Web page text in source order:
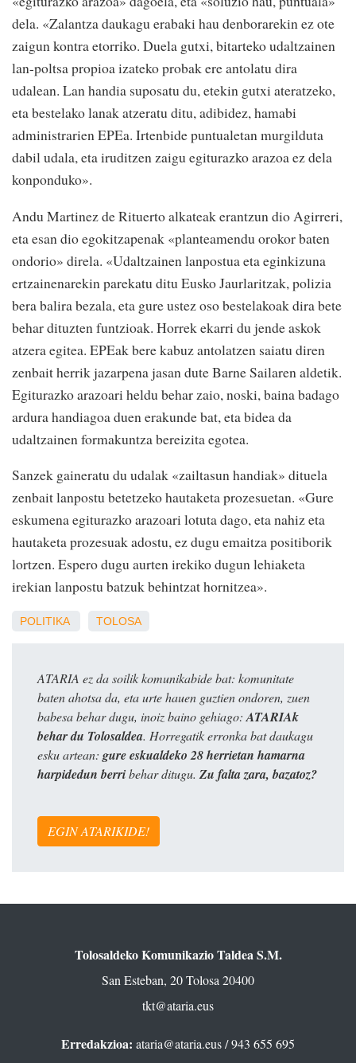
dela. «Zalantza daukagu erabaki hau denborarekin ez ote
zaigun kontra etorriko. Duela gutxi, bitarteko udaltzainen
lan-poltsa propioa izateko probak ere antolatu dira
udalean. Lan handia suposatu du, etekin gutxi ateratzeko,
eta bestelako lanak atzeratu ditu, adibidez, hamabi
administrarien EPEa. Irtenbide puntualetan murgilduta
dabil udala, eta iruditzen zaigu egiturazko arazoa ez dela
konponduko».
Andu Martinez de Rituerto alkateak erantzun dio Agirreri,
eta esan dio egokitzapenak «planteamendu orokor baten
ondorio» direla. «Udaltzainen lanpostua eta eginkizuna
ertzainenarekin parekatu ditu Eusko Jaurlaritzak, polizia
bera balira bezala, eta gure ustez oso bestelakoak dira bete
behar dituzten funtzioak. Horrek ekarri du jende askok
atzera egitea. EPEak bere kabuz antolatzen saiatu diren
zenbait herrik jazarpena jasan dute Barne Sailaren aldetik.
Egiturazko arazoari heldu behar zaio, noski, baina badago
ardura handiagoa duen erakunde bat, eta bidea da
udaltzainen formakuntza bereizita egotea.
Sanzek gaineratu du udalak «zailtasun handiak» dituela
zenbait lanpostu betetzeko hautaketa prozesuetan. «Gure
eskumena egiturazko arazoari lotuta dago, eta nahiz eta
hautaketa prozesuak adostu, ez dugu emaitza positiborik
lortzen. Espero dugu aurten irekiko dugun lehiaketa
irekian lanpostu batzuk behintzat hornitzea».
POLITIKA TOLOSA
ATARIA ez da soilik komunikabide bat: komunitate
baten ahotsa da, eta urte hauen guztien ondoren, zuen
babesa behar dugu, inoiz baino gehiago: ATARIAk
behar du Tolosaldea. Horregatik erronka bat daukagu
esku artean: gure eskualdeko 28 herrietan hamarna
harpidedun berribehar ditugu. Zu falta zara, bazatoz?
EGIN ATARIKIDE!
Tolosaldeko Komunikazio Taldea S.M.
San Esteban, 20 Tolosa 20400
tkt@ataria.eus
Erredakzioa: ataria@ataria.eus/ 943 655 695